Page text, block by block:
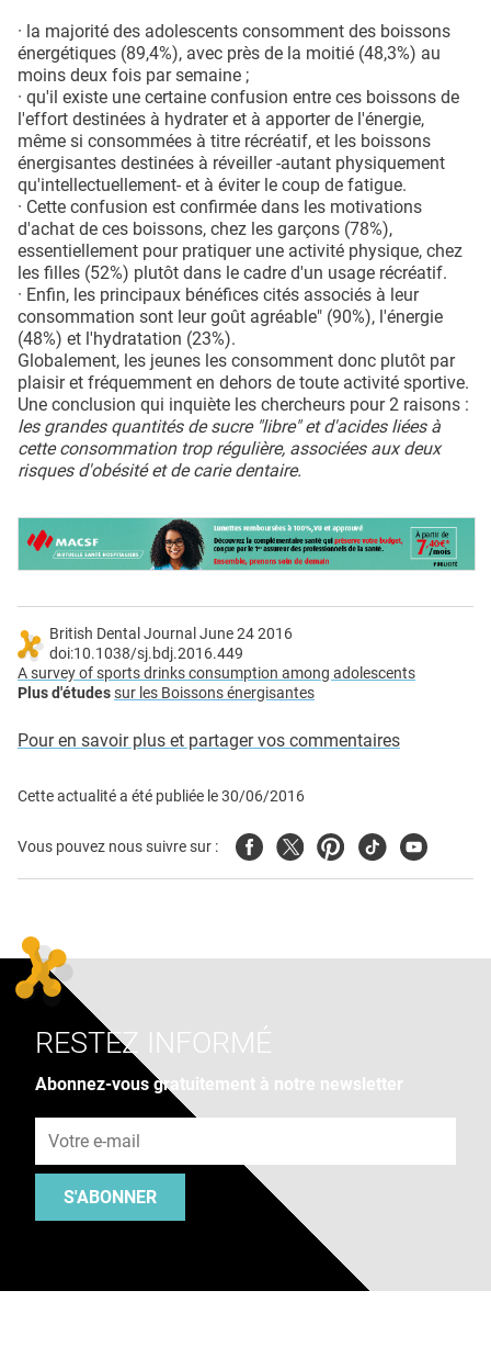
· la majorité des adolescents consomment des boissons
énergétiques (89,4%), avec près de la moitié (48,3%) au
moins deux fois par semaine ;
· qu'il existe une certaine confusion entre ces boissons de
l'effort destinées à hydrater et à apporter de l'énergie,
même si consommées à titre récréatif, et les boissons
énergisantes destinées à réveiller -autant physiquement
qu'intellectuellement- et à éviter le coup de fatigue.
· Cette confusion est confirmée dans les motivations
d'achat de ces boissons, chez les garçons (78%),
essentiellement pour pratiquer une activité physique, chez
les filles (52%) plutôt dans le cadre d'un usage récréatif.
· Enfin, les principaux bénéfices cités associés à leur
consommation sont leur goût agréable" (90%), l'énergie
(48%) et l'hydratation (23%).
Globalement, les jeunes les consomment donc plutôt par
plaisir et fréquemment en dehors de toute activité sportive.
Une conclusion qui inquiète les chercheurs pour 2 raisons :
les grandes quantités de sucre "libre" et d'acides liées à
cette consommation trop régulière, associées aux deux
risques d'obésité et de carie dentaire.
British Dental Journal June 24 2016
doi:10.1038/sj.bdj.2016.449
A survey of sports drinks consumption among adolescents
Plus d'étudessur les Boissons énergisantes
Pour en savoir plus et partager vos commentaires
Cette actualité a été publiée le30/06/2016
Vous pouvez nous suivre sur : FacebookTwitterPinterest
TiktokYoutube
RESTEZ INFORMÉ
Abonnez-vous gratuitement à notre newsletter
S'ABONNER